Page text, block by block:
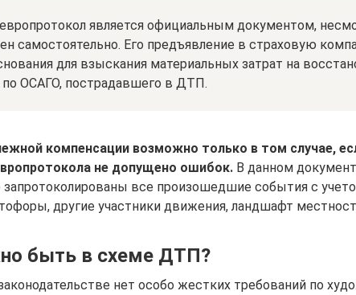
является официальным документом,
самостоятельно. Его предъявление в страховую
для взыскания материальных затрат на
по ОСАГО, пострадавшего в ДТП.
компенсации возможно только в том случае,
не допущено ошибок. В данном
запротоколированы все произошедшие события с
другие участники движения, ландшафт
быть в схеме ДТП?
нет особо жестких требований по